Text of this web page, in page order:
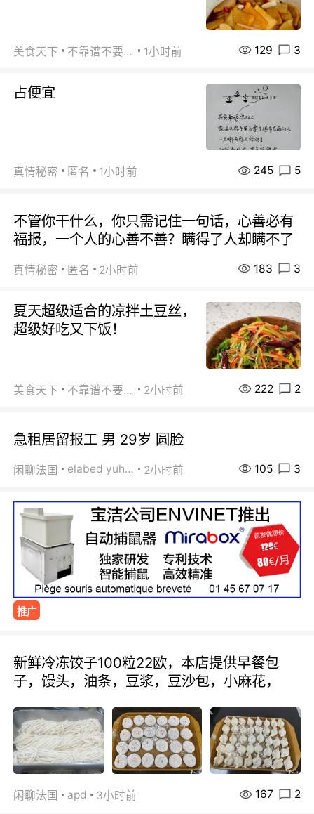
美食天下 不靠谱不要联系 1小时前 129 3
占便宜
真情秘密 匿名 1小时前 245 5
不管你干什么，你只需记住一句话，心善必有
福报，一个人的心善不善？瞒得了人却瞒不了
真情秘密 匿名 2小时前 183 3
夏天超级适合的凉拌土豆丝，
超级好吃又下饭！
美食天下 不靠谱不要联系 2小时前 222 2
急租居留报工 男 29岁 圆脸
闲聊法国 elabed yuhua 2小时前 105 3
推广
新鲜冷冻饺子100粒22欧，本店提供早餐包
子，馒头，油条，豆浆，豆沙包，小麻花，
闲聊法国 apd 3小时前 167 2